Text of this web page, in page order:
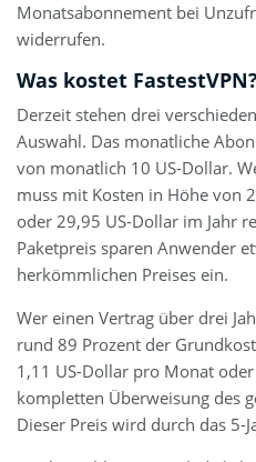
Monatsabonnement bei
widerrufen.
Was kostet
Derzeit stehen drei
Auswahl. Das monatliche
von monatlich 10 US-Dollar.
muss mit Kosten in Höhe von
oder 29,95 US-Dollar im Jahr
Paketpreis sparen Anwender
herkömmlichen Preises ein.
Wer einen Vertrag über drei
rund 89 Prozent der
1,11 US-Dollar pro Monat
kompletten Überweisung des
Dieser Preis wird durch das 5-